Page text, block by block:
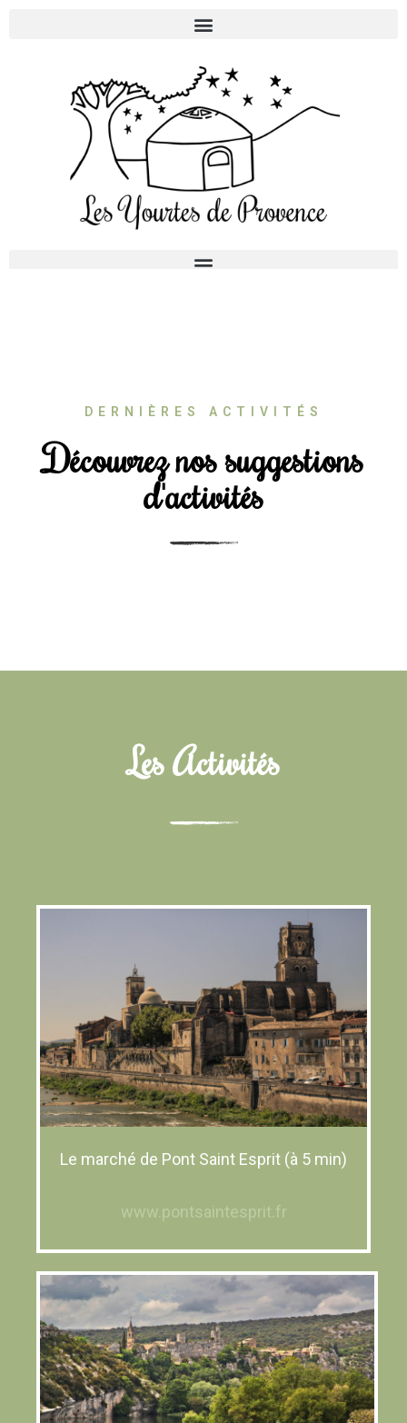
DERNIÈRES ACTIVITÉS
Découvrez nos suggestions
d'activités
Les Activités
Le marché de Pont Saint Esprit (à 5 min)
www.pontsaintesprit.fr